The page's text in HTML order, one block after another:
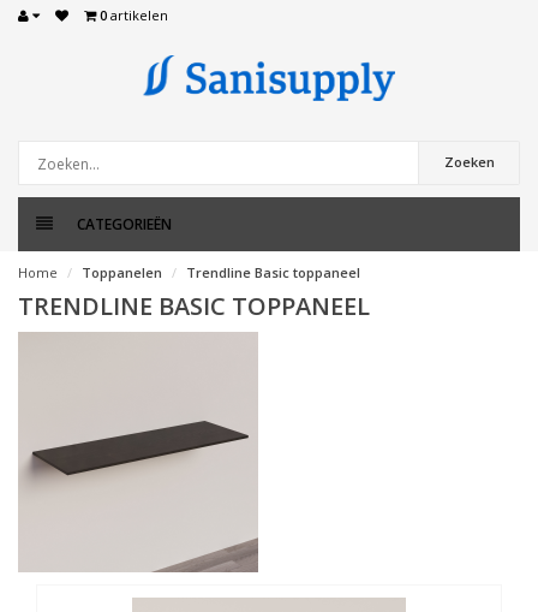
0 artikelen
Zoeken
CATEGORIEËN
Home Toppanelen Trendline Basic toppaneel
TRENDLINE BASIC TOPPANEEL